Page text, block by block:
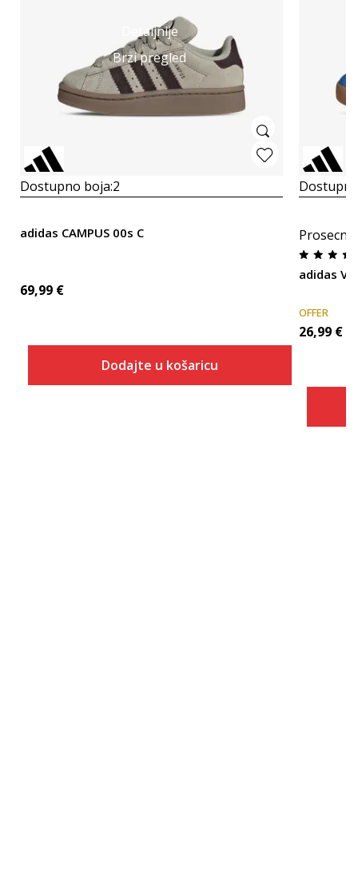
Detaljnije
Brzi pregled
Dostupno boja:2
adidas CAMPUS 00s C
69,99 €
Dodajte u košaricu
adidas VL
OFFER
26,99 €